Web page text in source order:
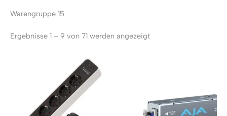
Warengruppe 15
Ergebnisse 1 – 9 von 71 werden angezeigt